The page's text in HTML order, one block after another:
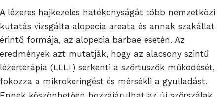
A lézeres hajkezelés hatékonyságát több nemzetközi
kutatás vizsgálta alopecia areata és annak szakállat
érintő formája, az alopecia barbae esetén. Az
eredmények azt mutatják, hogy az alacsony szintű
lézerterápia (LLLT) serkenti a szőrtüszők működését,
fokozza a mikrokeringést és mérsékli a gyulladást.
Ennek köszönhetően hozzájárulhat az új szőrszálak